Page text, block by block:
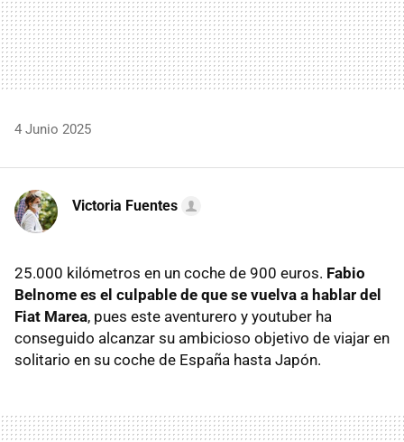
4 Junio 2025
Victoria Fuentes
25.000 kilómetros en un coche de 900 euros. Fabio
Belnome es el culpable de que se vuelva a hablar del
Fiat Marea, pues este aventurero y youtuber ha
conseguido alcanzar su ambicioso objetivo de viajar en
solitario en su coche de España hasta Japón.